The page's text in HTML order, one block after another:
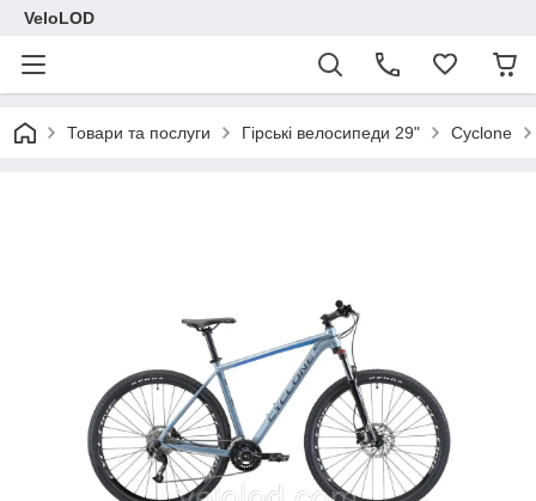
VeloLOD
Товари та послуги Гірські велосипеди 29" Cyclone